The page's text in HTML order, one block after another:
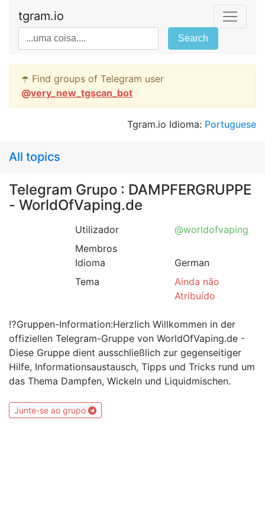
tgram.io
Search
☂️ Find groups of Telegram user
@very_new_tgscan_bot
Tgram.io Idioma: Portuguese
All topics
Telegram Grupo : DAMPFERGRUPPE
- WorldOfVaping.de
Utilizador
@worldofvaping
Membros
Idioma
German
Tema
Ainda não
Atribuído
⁉️Gruppen-Information:Herzlich Willkommen in der
offiziellen Telegram-Gruppe von WorldOfVaping.de -
Diese Gruppe dient ausschließlich zur gegenseitiger
Hilfe, Informationsaustausch, Tipps und Tricks rund um
das Thema Dampfen, Wickeln und Liquidmischen.
Junte-se ao grupo